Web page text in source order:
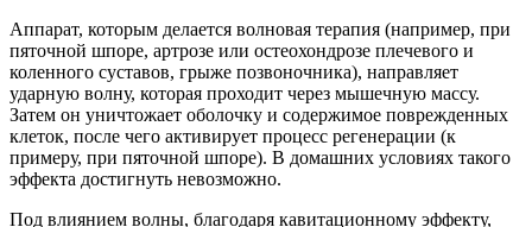
Аппарат, которым делается волновая терапия (например, при
пяточной шпоре, артрозе или остеохондрозе плечевого и
коленного суставов, грыже позвоночника), направляет
ударную волну, которая проходит через мышечную массу.
Затем он уничтожает оболочку и содержимое поврежденных
клеток, после чего активирует процесс регенерации (к
примеру, при пяточной шпоре). В домашних условиях такого
эффекта достигнуть невозможно.
Под влиянием волны, благодаря кавитационному эффекту,